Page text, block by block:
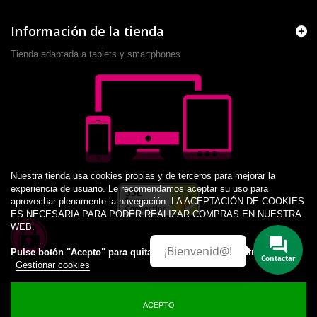
Desarrollado por JM
Información de la tienda
Tienda adaptada a tablets y smartphones
Contactar
¡Bienvenid@!
Nuestra tienda usa cookies propias y de terceros para mejorar la
experiencia de usuario. Le recomendamos aceptar su uso para
aprovechar plenamente la navegación. LA ACEPTACIÓN DE COOKIES
ES NECESARIA PARA PODER REALIZAR COMPRAS EN NUESTRA
WEB.
Pulse botón "Acepto" para quitar este aviso.
Más información
Gestionar cookies
ACEPTO